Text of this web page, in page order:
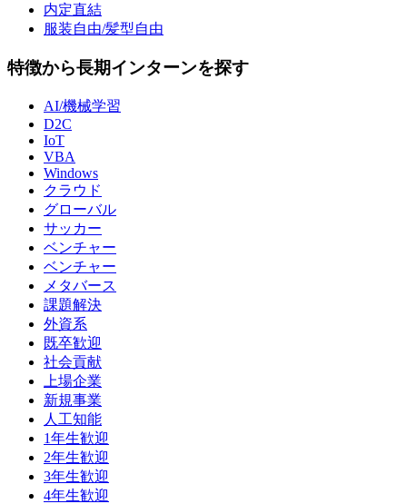
内定直結
服装自由/髪型自由
特徴から長期インターンを探す
AI/機械学習
D2C
IoT
VBA
Windows
クラウド
グローバル
サッカー
ベンチャー
ベンチャー
メタバース
課題解決
外資系
既卒歓迎
社会貢献
上場企業
新規事業
人工知能
1年生歓迎
2年生歓迎
3年生歓迎
4年生歓迎